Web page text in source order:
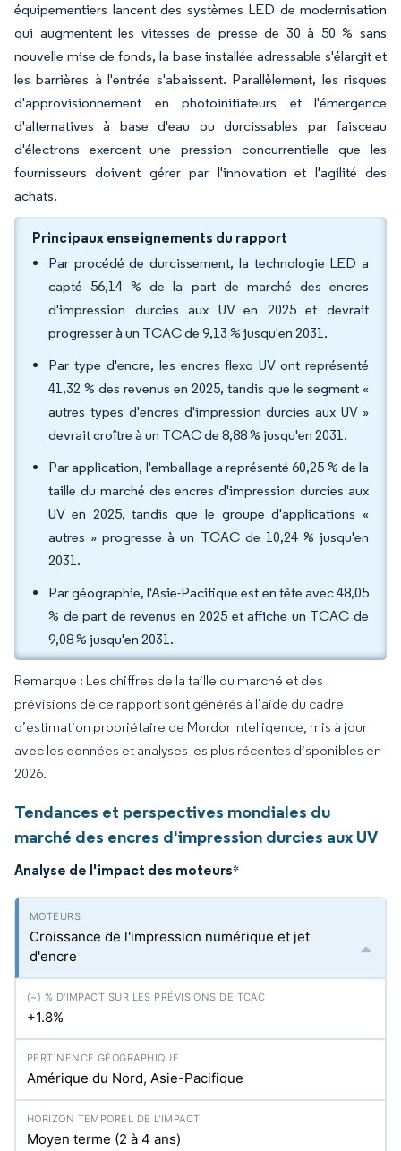
équipementiers lancent des systèmes LED de modernisation
qui augmentent les vitesses de presse de 30 à 50 % sans
nouvelle mise de fonds, la base installée adressable s'élargit et
les barrières à l'entrée s'abaissent. Parallèlement, les risques
d'approvisionnement en photoinitiateurs et l'émergence
d'alternatives à base d'eau ou durcissables par faisceau
d'électrons exercent une pression concurrentielle que les
fournisseurs doivent gérer par l'innovation et l'agilité des
achats.
Principaux enseignements du rapport
Par procédé de durcissement, la technologie LED a
capté 56,14 % de la part de marché des encres
d'impression durcies aux UV en 2025 et devrait
progresser à un TCAC de 9,13 % jusqu'en 2031.
Par type d'encre, les encres flexo UV ont représenté
41,32 % des revenus en 2025, tandis que le segment «
autres types d'encres d'impression durcies aux UV »
devrait croître à un TCAC de 8,88 % jusqu'en 2031.
Par application, l'emballage a représenté 60,25 % de la
taille du marché des encres d'impression durcies aux
UV en 2025, tandis que le groupe d'applications «
autres » progresse à un TCAC de 10,24 % jusqu'en
2031.
Par géographie, l'Asie-Pacifique est en tête avec 48,05
% de part de revenus en 2025 et affiche un TCAC de
9,08 % jusqu'en 2031.
Remarque : Les chiffres de la taille du marché et des
prévisions de ce rapport sont générés à l’aide du cadre
d’estimation propriétaire de Mordor Intelligence, mis à jour
avec les données et analyses les plus récentes disponibles en
2026.
Tendances et perspectives mondiales du
marché des encres d'impression durcies aux UV
Analyse de l'impact des moteurs*
Croissance de l'impression numérique et jet
d'encre
+1.8%
Amérique du Nord, Asie-Pacifique
Moyen terme (2 à 4 ans)